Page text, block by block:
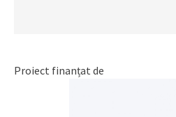
Proiect finanțat de